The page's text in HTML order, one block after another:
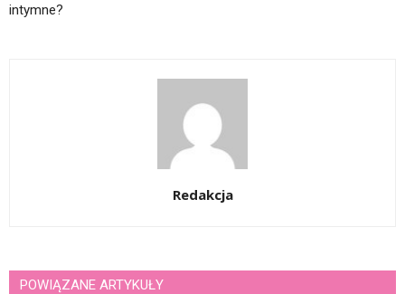
intymne?
Redakcja
POWIĄZANE ARTYKUŁY